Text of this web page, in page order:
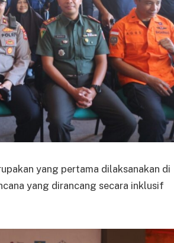
yang pertama dilaksanakan di
yang dirancang secara inklusif